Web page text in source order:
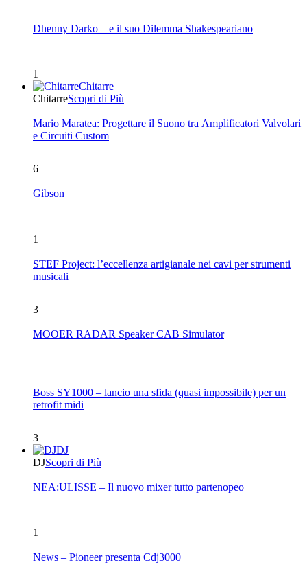
Dhenny Darko – e il suo Dilemma Shakespeariano
1
Chitarre
ChitarreScopri di Più
Mario Maratea: Progettare il Suono tra Amplificatori Valvolari
e Circuiti Custom
6
Gibson
1
STEF Project: l’eccellenza artigianale nei cavi per strumenti
musicali
3
MOOER RADAR Speaker CAB Simulator
Boss SY1000 – lancio una sfida (quasi impossibile) per un
retrofit midi
3
DJ
DJScopri di Più
NEA:ULISSE – Il nuovo mixer tutto partenopeo
1
News – Pioneer presenta Cdj3000